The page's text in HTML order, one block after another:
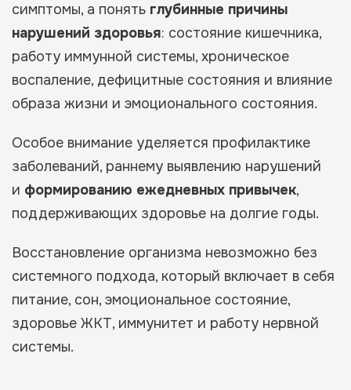
симптомы, а понять глубинные причины
нарушений здоровья: состояние кишечника,
работу иммунной системы, хроническое
воспаление, дефицитные состояния и влияние
образа жизни и эмоционального состояния.
Особое внимание уделяется профилактике
заболеваний, раннему выявлению нарушений
и формированию ежедневных привычек,
поддерживающих здоровье на долгие годы.
Восстановление организма невозможно без
системного подхода, который включает в себя
питание, сон, эмоциональное состояние,
здоровье ЖКТ, иммунитет и работу нервной
системы.